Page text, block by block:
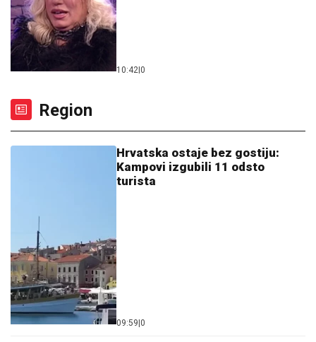
10:42|0
Region
Hrvatska ostaje bez gostiju:
Kampovi izgubili 11 odsto
turista
09:59|0